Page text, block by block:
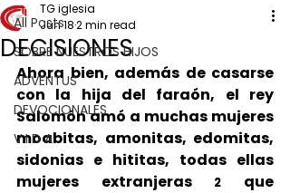
All Posts
SOBRE NUESTROS HIJOS
ADVENTUS
DEVOCIONALES
V I D A
DECISIONES
TG iglesia
Jun 182 min read
Ahora bien, además de casarse
con la hija del faraón, el rey
Salomón amó a muchas mujeres
moabitas, amonitas, edomitas,
sidonias e hititas, todas ellas
mujeres extranjeras
2 que